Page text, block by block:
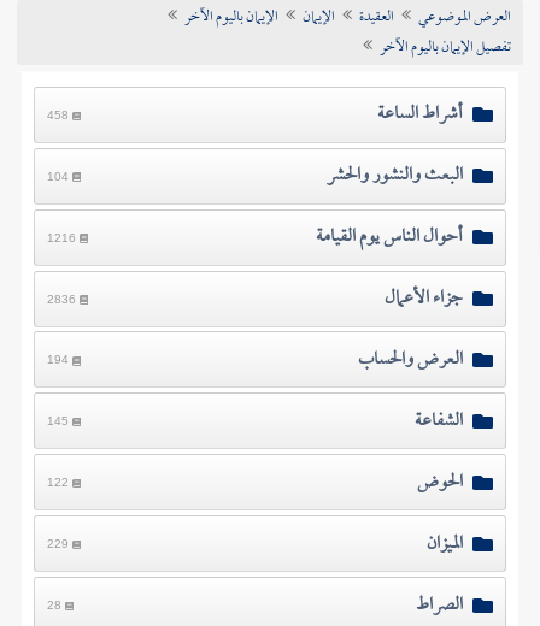
تراجم الأعلام
العرض الموضوعي العقيدة الإيمان
الإيمان باليوم الآخر
تفصيل الإيمان باليوم الآخر
أشراط الساعة 458
البعث والنشور والحشر 104
أحوال الناس يوم القيامة 1216
جزاء الأعمال 2836
العرض والحساب 194
الشفاعة 145
الحوض 122
الميزان 229
الصراط 28